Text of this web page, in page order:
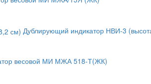
Дублирующий индикатор НВИ-3
весовой МИ МЖА 518-Т(ЖК)